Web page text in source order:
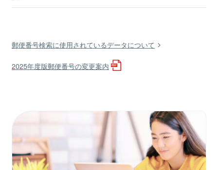
郵便番号検索に使用されているデータについて
2025年度版郵便番号の変更案内